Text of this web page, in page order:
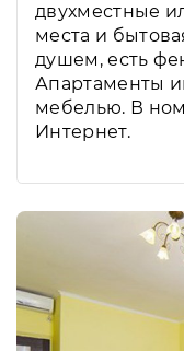
двухместные
места и
душем, есть
Апартаменты
мебелью. В
Интернет.